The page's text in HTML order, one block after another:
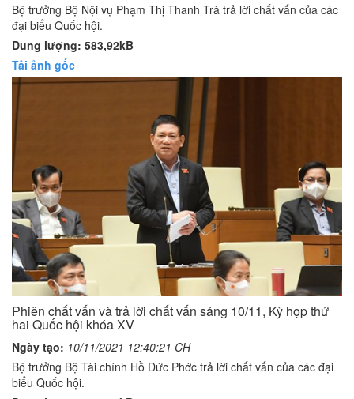
Bộ trưởng Bộ Nội vụ Phạm Thị Thanh Trà trả lời chất vấn của các
đại biểu Quốc hội.
Dung lượng: 583,92kB
Tải ảnh gốc
Phiên chất vấn và trả lời chất vấn sáng 10/11, Kỳ họp thứ
hai Quốc hội khóa XV
Ngày tạo: 10/11/2021 12:40:21 CH
Bộ trưởng Bộ Tài chính Hồ Đức Phớc trả lời chất vấn của các đại
biểu Quốc hội.